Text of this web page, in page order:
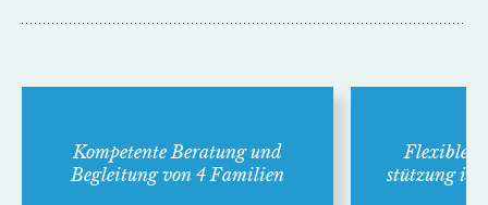
Kompe­tente Bera­tung und
Beglei­tung von 4 Familien
Flexible
stützung in